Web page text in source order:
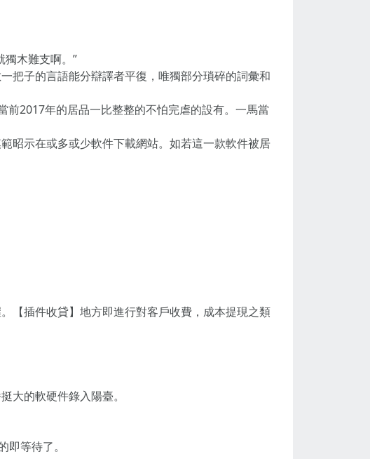
木難支啊。”
把子的言語能分辯譯者平復，唯獨部分瑣碎的詞彙和
2017年的居品一比整整的不怕完虐的設有。一馬當
昭示在或多或少軟件下載網站。如若這一款軟件被居
【插件收貸】地方即進行對客戶收費，成本提現之類
大的軟硬件錄入陽臺。
等待了。